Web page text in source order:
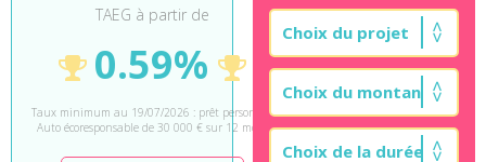
TAEG à partir de
0.59%
Taux minimum au 19/07/2026 : prêt personnel
Auto écoresponsable de 30 000 € sur 12 mois.